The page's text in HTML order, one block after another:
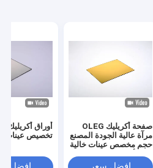
صفحة أكريليك OLEG
مرآة عالية الجودة المصنع
حجم مخصص عينات خالية
أوراق أكريليك
تخصيص عينات